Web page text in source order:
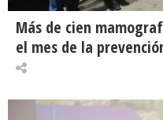
Más de cien
el mes de la